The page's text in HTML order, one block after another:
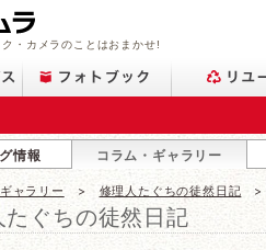
・カメラのことはおまかせ!
情報 コラム・ギャラリー
ャラリー 修理人たぐちの徒然日記
たぐちの徒然日記